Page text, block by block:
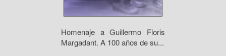
Homenaje a Guillermo Floris
Margadant. A 100 años de su...